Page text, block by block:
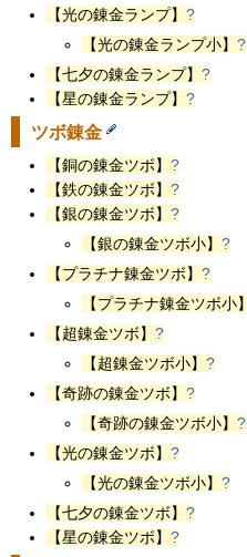
【光の錬金ランプ】 ?
【光の錬金ランプ小】 ?
【七夕の錬金ランプ】 ?
【星の錬金ランプ】 ?
ツボ錬金
【銅の錬金ツボ】 ?
【鉄の錬金ツボ】 ?
【銀の錬金ツボ】 ?
【銀の錬金ツボ小】 ?
【プラチナ錬金ツボ】 ?
【プラチナ錬金ツボ小】
【超錬金ツボ】 ?
【超錬金ツボ小】 ?
【奇跡の錬金ツボ】 ?
【奇跡の錬金ツボ小】 ?
【光の錬金ツボ】 ?
【光の錬金ツボ小】 ?
【七夕の錬金ツボ】 ?
【星の錬金ツボ】 ?